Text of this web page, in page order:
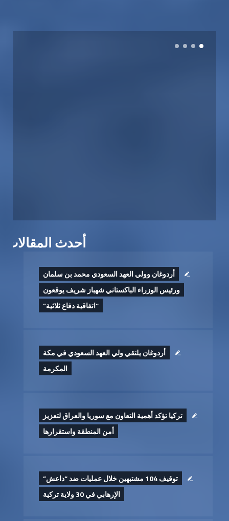
أحدث المقالات
أردوغان وولي العهد السعودي محمد بن سلمان
ورئيس الوزراء الباكستاني شهباز شريف يوقعون
“اتفاقية دفاع ثلاثية”
أردوغان يلتقي ولي العهد السعودي في مكة
المكرمة
تركيا تؤكد أهمية التعاون مع سوريا والعراق لتعزيز
أمن المنطقة واستقرارها
توقيف 104 مشتبهين خلال عمليات ضد “داعش”
الإرهابي في 30 ولاية تركية